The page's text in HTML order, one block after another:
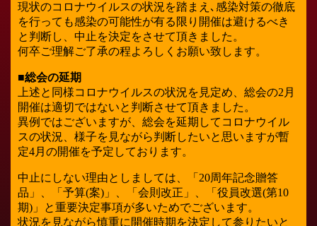
現状のコロナウイルスの状況を踏まえ､感染対策の徹底
を行っても感染の可能性が有る限り開催は避けるべき
と判断し、中止を決定をさせて頂きました。
何卒ご理解ご了承の程よろしくお願い致します。
■総会の延期
上述と同様コロナウイルスの状況を見定め、総会の2月
開催は適切ではないと判断させて頂きました。
異例ではございますが、総会を延期してコロナウイル
スの状況、様子を見ながら判断したいと思いますが暫
定4月の開催を予定しております。
中止にしない理由としましては、「20周年記念贈答
品」、「予算(案)」、「会則改正」、「役員改選(第10
期)」と重要決定事項が多いためでございます。
状況を見ながら慎重に開催時期を決定して参りたいと